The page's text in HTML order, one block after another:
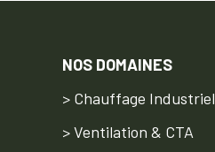
NOS DOMAINES
> Chauffage Industriel
> Ventilation & CTA